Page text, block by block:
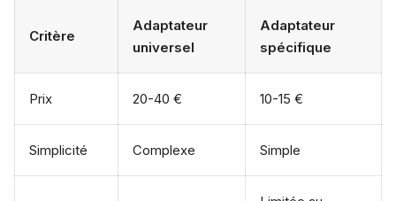
Critère
Adaptateur
universel
Adaptateur
spécifique
Prix 20-40 € 10-15 €
Simplicité Complexe Simple